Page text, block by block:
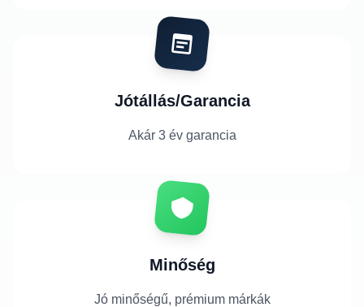
Jótállás/Garancia
Akár 3 év garancia
Minőség
Jó minőségű, prémium márkák